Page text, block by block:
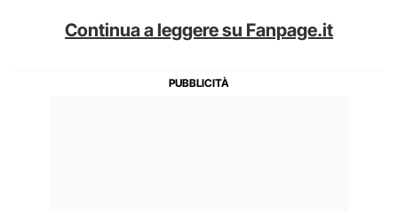
Continua a leggere su Fanpage.it